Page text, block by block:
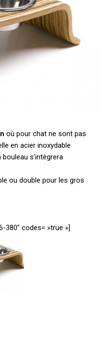
où pour chat ne sont pas
en acier inoxydable
s’intègrera
ou double pour les gros
380″ codes= »true »]